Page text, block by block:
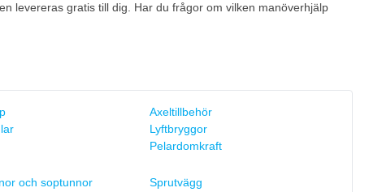
levereras gratis till dig. Har du frågor om vilken manöverhjälp
Axeltillbehör
Lyftbryggor
Pelardomkraft
och soptunnor
Sprutvägg